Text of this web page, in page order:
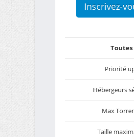
Inscrivez-
Toutes
Priorité
Hébergeurs
Max
Taille